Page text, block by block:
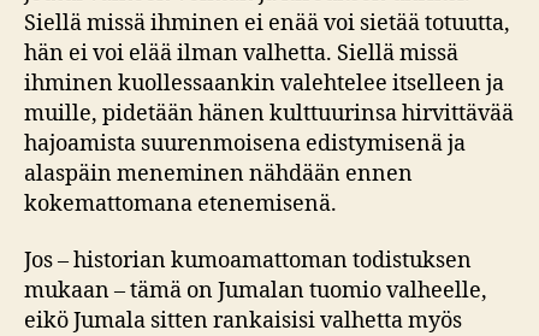
Siellä missä ihminen ei enää voi sietää totuutta,
hän ei voi elää ilman valhetta. Siellä missä
ihminen kuollessaankin valehtelee itselleen ja
muille, pidetään hänen kulttuurinsa hirvittävää
hajoamista suurenmoisena edistymisenä ja
alaspäin meneminen nähdään ennen
kokemattomana etenemisenä.
Jos – historian kumoamattoman todistuksen
mukaan – tämä on Jumalan tuomio valheelle,
eikö Jumala sitten rankaisisi valhetta myös